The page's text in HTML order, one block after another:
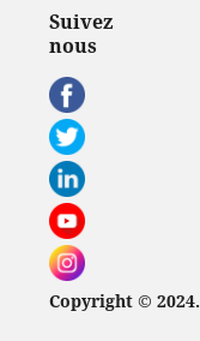
Suivez
nous
Copyright © 2024.